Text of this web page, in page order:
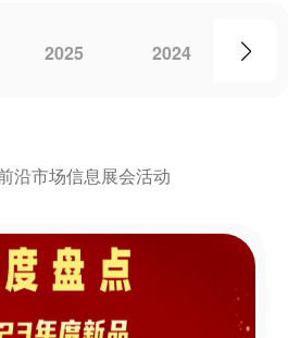
2025 2024
沿市场信息展会活动